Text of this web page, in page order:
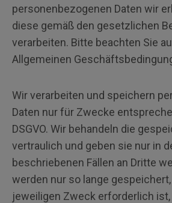
personenbezogenen Daten wir
diese gemäß den gesetzlichen
verarbeiten. Bitte beachten Sie
Allgemeinen
Wir verarbeiten und speichern
Daten nur für Zwecke
DSGVO. Wir behandeln die
vertraulich und geben sie nur in
beschriebenen Fällen an Dritte
werden nur so lange
jeweiligen Zweck erforderlich